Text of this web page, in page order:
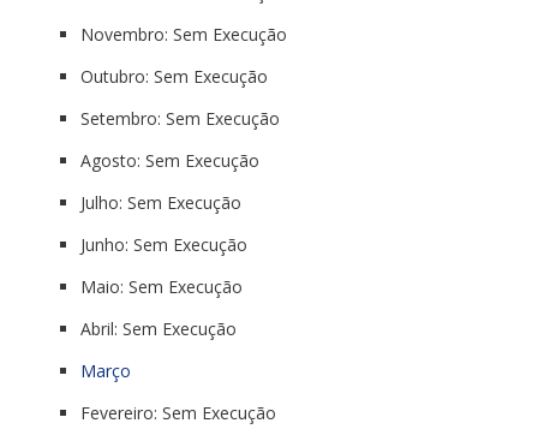
Novembro: Sem Execução
Outubro: Sem Execução
Setembro: Sem Execução
Agosto: Sem Execução
Julho: Sem Execução
Junho: Sem Execução
Maio: Sem Execução
Abril: Sem Execução
Março
Fevereiro: Sem Execução